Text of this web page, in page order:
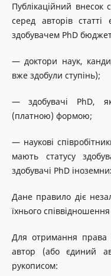
Публікаційний внесок
серед авторів
здобувачем PhD
— доктори наук,
вже здобули ступінь);
— здобувачі PhD,
(платною) формою;
— наукові
мають статусу
здобувачі PhD
Дане правило діє
їхнього співвідношення
Для отримання права
автор (або єдиний
рукописом: